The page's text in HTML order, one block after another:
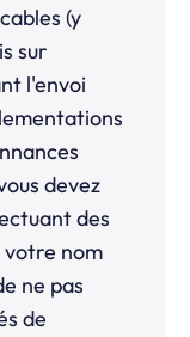
(y
sur
l'envoi
devez
des
nom
ne pas
de